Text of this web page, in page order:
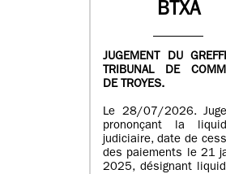
BTXA
JUGEMENT DU
TRIBUNAL DE
DE TROYES.
Le 28/07/2026.
prononçant la
judiciaire, date de
des paiements le 21
2025, désignant